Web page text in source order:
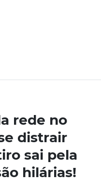
rede no
distrair
sai pela
hilárias!